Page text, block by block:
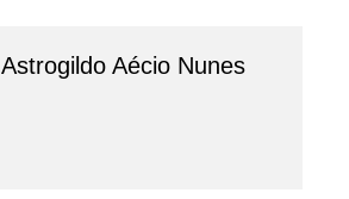
Astrogildo Aécio Nunes